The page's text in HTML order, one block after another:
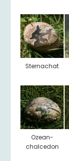
Sternachat
Ozean-
chalcedon